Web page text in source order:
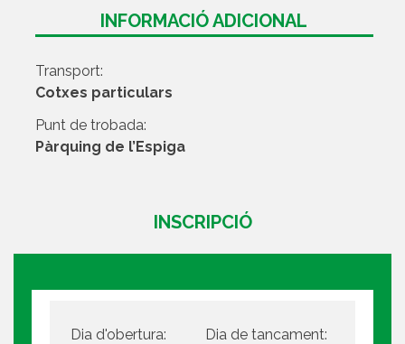
INFORMACIÓ ADICIONAL
Transport:
Cotxes particulars
Punt de trobada:
Pàrquing de l’Espiga
INSCRIPCIÓ
Dia d'obertura:
Dia de tancament: